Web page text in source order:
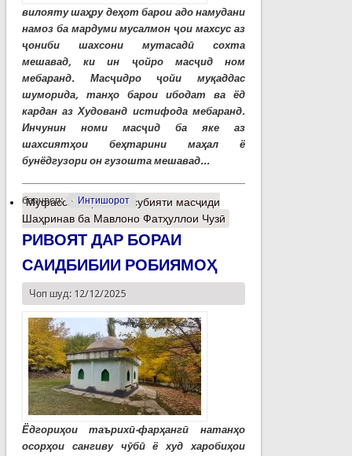
вилояту шаҳру деҳот барои адо намудани
намоз ба мардуми мусалмон ҷои махсус аз
ҷониби шахсони мутасадӣ сохта
мешавад, ки ин ҷойро масҷид ном
мебаранд. Масҷидро ҷойи муқаддас
шуморида, танҳо барои ибодат ва ёд
кардан аз Худованд истифода мебаранд.
Инчунин номи масҷид ба яке аз
шахсиятҳои беҳтарини маҳал ё
бунёдгузори он гузошта мешавад...
барчасп: Интишорот
Муфассалтаро Мансубияти масҷиди
Шаҳринав ба Мавлоно Фатҳуллои Чузӣ
РИВОЯТ ДАР БОРАИ
САИДБИБИИ РОБИЯМОҲ
Чоп шуд: 12/12/2025
Ёдгориҳои таърихӣ-фарҳангӣ натанҳо
осорҳои сангиву чӯбӣ ё худ харобиҳои